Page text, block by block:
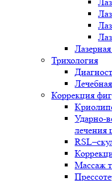
Трихология
Коррекция
Ударно-
лечения
Массаж